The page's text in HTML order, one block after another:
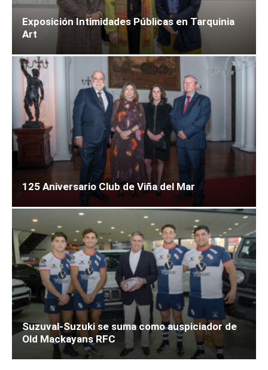
Exposición Intimidades Públicas en Tarquinia
Art
125 Aniversario Club de Viña del Mar
Suzuval-Suzuki se suma como auspiciador de
Old Mackayans RFC